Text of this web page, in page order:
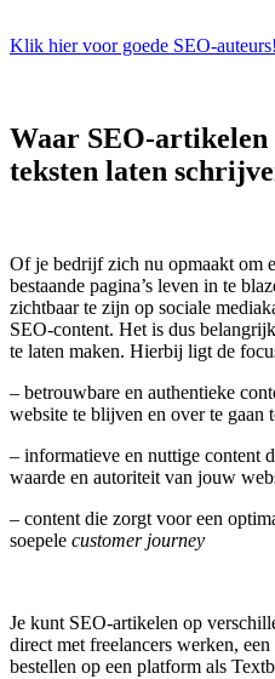
Klik hier voor goede SEO-auteurs!
Waar SEO-artikelen
teksten laten
Of je bedrijf zich nu opmaakt om
bestaande pagina’s leven in te
zichtbaar te zijn op sociale
SEO-content. Het is dus
te laten maken. Hierbij ligt de
– betrouwbare en authentieke
website te blijven en over te gaan
– informatieve en nuttige content
waarde en autoriteit van jouw
– content die zorgt voor een
soepele customer journey
Je kunt SEO-artikelen op
direct met freelancers werken,
bestellen op een platform als